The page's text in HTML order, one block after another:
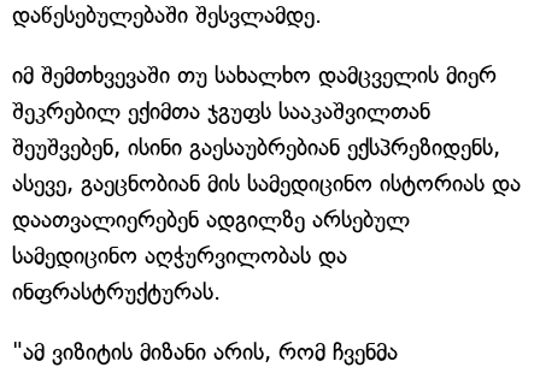
დაწესებულებაში შესვლამდე.
იმ შემთხვევაში თუ სახალხო დამცველის მიერ
შეკრებილ ექიმთა ჯგუფს სააკაშვილთან
შეუშვებენ, ისინი გაესაუბრებიან ექსპრეზიდენს,
ასევე, გაეცნობიან მის სამედიცინო ისტორიას და
დაათვალიერებენ ადგილზე არსებულ
სამედიცინო აღჭურვილობას და
ინფრასტრუქტურას.
"ამ ვიზიტის მიზანი არის, რომ ჩვენმა